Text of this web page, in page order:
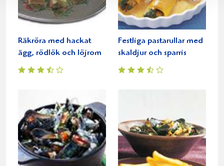
Räkröra med hackat
ägg, rödlök och löjrom
Festliga pastarullar med
skaldjur och sparris